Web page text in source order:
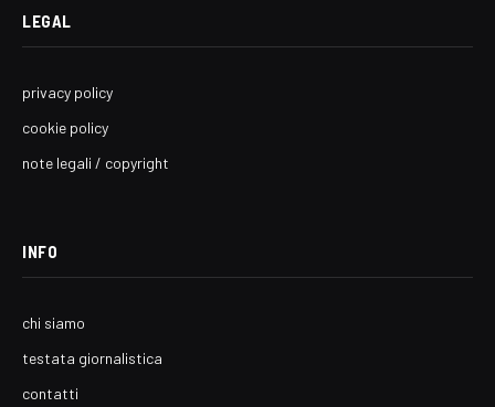
LEGAL
privacy policy
cookie policy
note legali / copyright
INFO
chi siamo
testata giornalistica
contatti